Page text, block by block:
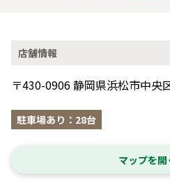
店舗情報
〒430-0906 静岡県浜松市中央
駐車場あり：28台
マップを開